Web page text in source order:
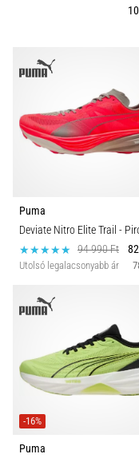
Puma
Deviate Nitro Elite Trail -
94 990 Ft
Utolsó legalacsonyabb ár
-16%
Puma